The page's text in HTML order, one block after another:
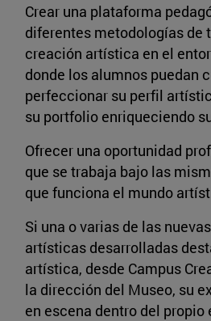
Crear una plataforma
diferentes metodologías de
creación artística en el
donde los alumnos puedan
perfeccionar su perfil
su portfolio enriqueciendo
Ofrecer una oportunidad
que se trabaja bajo las
que funciona el mundo
Si una o varias de las
artísticas desarrolladas
artística, desde Campus
la dirección del Museo, su
en escena dentro del propio